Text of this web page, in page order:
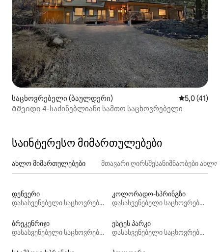
საცხოვრებელი (ბაულდერი) საშუალო
5,0 (41)
Მშვიდი 4-საძინებლიანი სამთო საცხოვრებელი
საინტერესო მიმართულებები
ახლო მიმართულებები მთავარი ღირსშესანიშნაობები
დენვერი
დასასვენებელი საცხოვრებლები
კოლორადო-სპრინგზი
დასასვენებელი საცხოვრებლები
ბრეკენრიჯი
დასასვენებელი საცხოვრებლები
ესტეს პარკი
დასასვენებელი საცხოვრებლები